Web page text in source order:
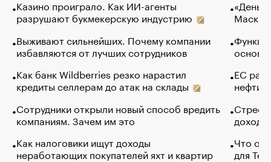
Казино проиграло. Как ИИ-агенты
разрушают букмекерскую индустрию
Выживают сильнейших. Почему компании
избавляются от лучших сотрудников
Как банк Wildberries резко нарастил
кредиты селлерам до атак на склады
Сотрудники открыли новый способ вредить
компаниям. Зачем им это
Как налоговики ищут доходы
неработающих покупателей яхт и квартир
Маск в
основ
ЕС
нефти
Что
для